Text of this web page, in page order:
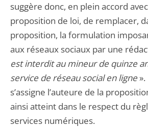
suggère donc, en plein accord
proposition de loi, de remplacer,
proposition, la formulation
aux réseaux sociaux par une
est interdit au mineur de quinze
service de réseau social en ligne
s’assigne l’auteure de la
ainsi atteint dans le respect du
services numériques.